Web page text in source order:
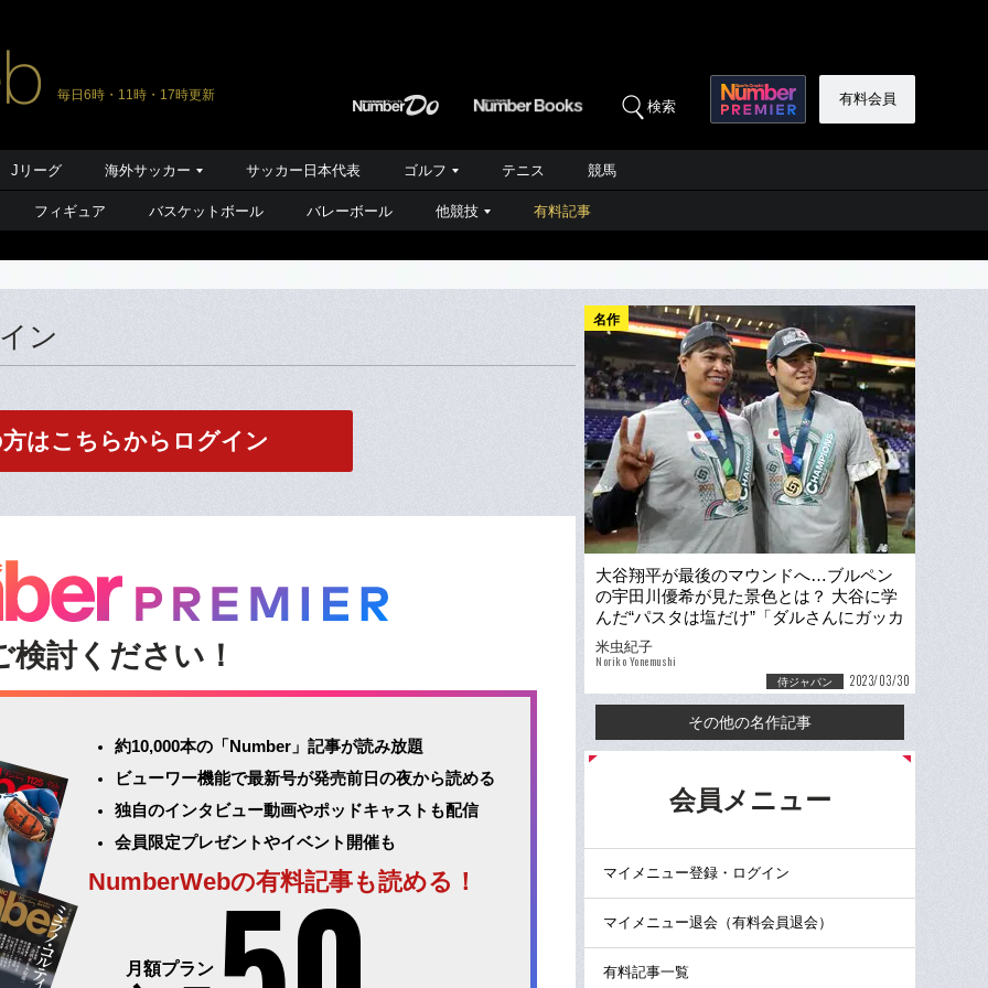
毎日6時・11時・17時更新
検索 有料会員
Jリーグ 海外サッカー サッカー日本代表 ゴルフ テニス 競馬
フィギュア バスケットボール バレーボール 他競技 有料記事
ン
はこちらからログイン
検討ください！
約10,000本の「Number」記事が読み放題
ビューワー機能で最新号が発売前日の夜から読める
独自のインタビュー動画やポッドキャストも配信
会員限定プレゼントやイベント開催も
NumberWebの有料記事も読める！
月額プラン
名作
大谷翔平が最後のマウンドへ…ブルペン
の宇田川優希が見た景色とは？ 大谷に学
んだ“パスタは塩だけ”「ダルさんにガッカ
リされないように」
米虫紀子
Noriko Yonemushi
侍ジャパン 2023/03/30
その他の名作記事
会員メニュー
マイメニュー登録・ログイン
マイメニュー退会（有料会員退会）
有料記事一覧